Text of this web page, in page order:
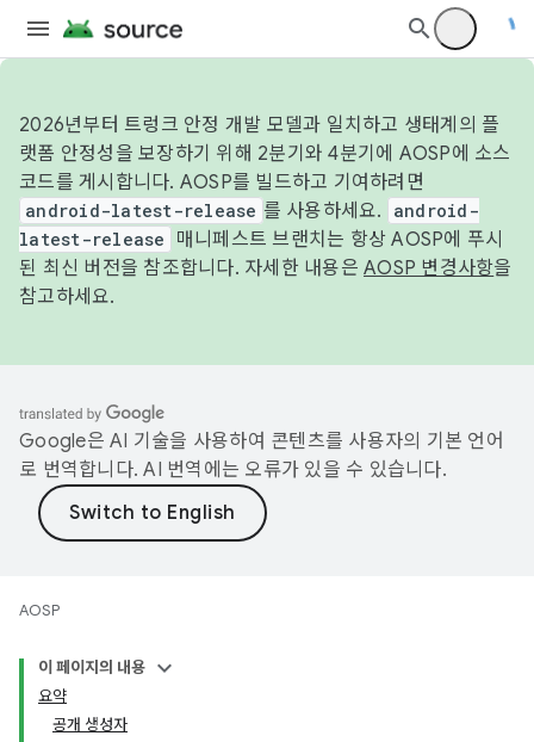
2026년부터 트렁크 안정 개발 모델과 일치하고 생태계의 플
랫폼 안정성을 보장하기 위해 2분기와 4분기에 AOSP에 소스
코드를 게시합니다. AOSP를 빌드하고 기여하려면
android-latest-release 를 사용하세요.
android-
latest-release
매니페스트 브랜치는 항상 AOSP에 푸시
된 최신 버전을 참조합니다. 자세한 내용은 AOSP 변경사항을
참고하세요.
Google은 AI 기술을 사용하여 콘텐츠를 사용자의 기본 언어
로 번역합니다. AI 번역에는 오류가 있을 수 있습니다.
AOSP
이 페이지의 내용
요약
공개 생성자